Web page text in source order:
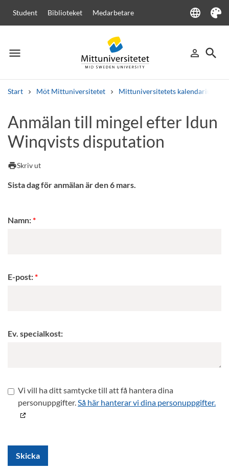
Student Biblioteket Medarbetare language
Language
Tema
menu
Meny person_outline
Logga in
search
Sök
Start Möt Mittuniversitetet Mittuniversitetets kalendarium
Andra söktjänster
Kurser och programKursplaner Välkomstbrev
Lediga jobb
Anmälan till mingel efter Idun
Winqvists disputation
printSkriv ut
Sista dag för anmälan är den 6 mars.
Namn:
E-post:
Ev. specialkost:
Vi vill ha ditt samtycke till att få hantera dina
personuppgifter.Så här hanterar vi dina personuppgifter.
Skicka